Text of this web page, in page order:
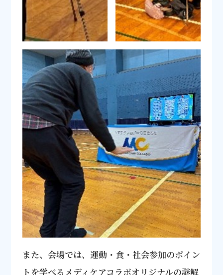
また、会場では、運動・食・社会参加のポイン
トを学べるメディケアコラボオリジナルの謎解